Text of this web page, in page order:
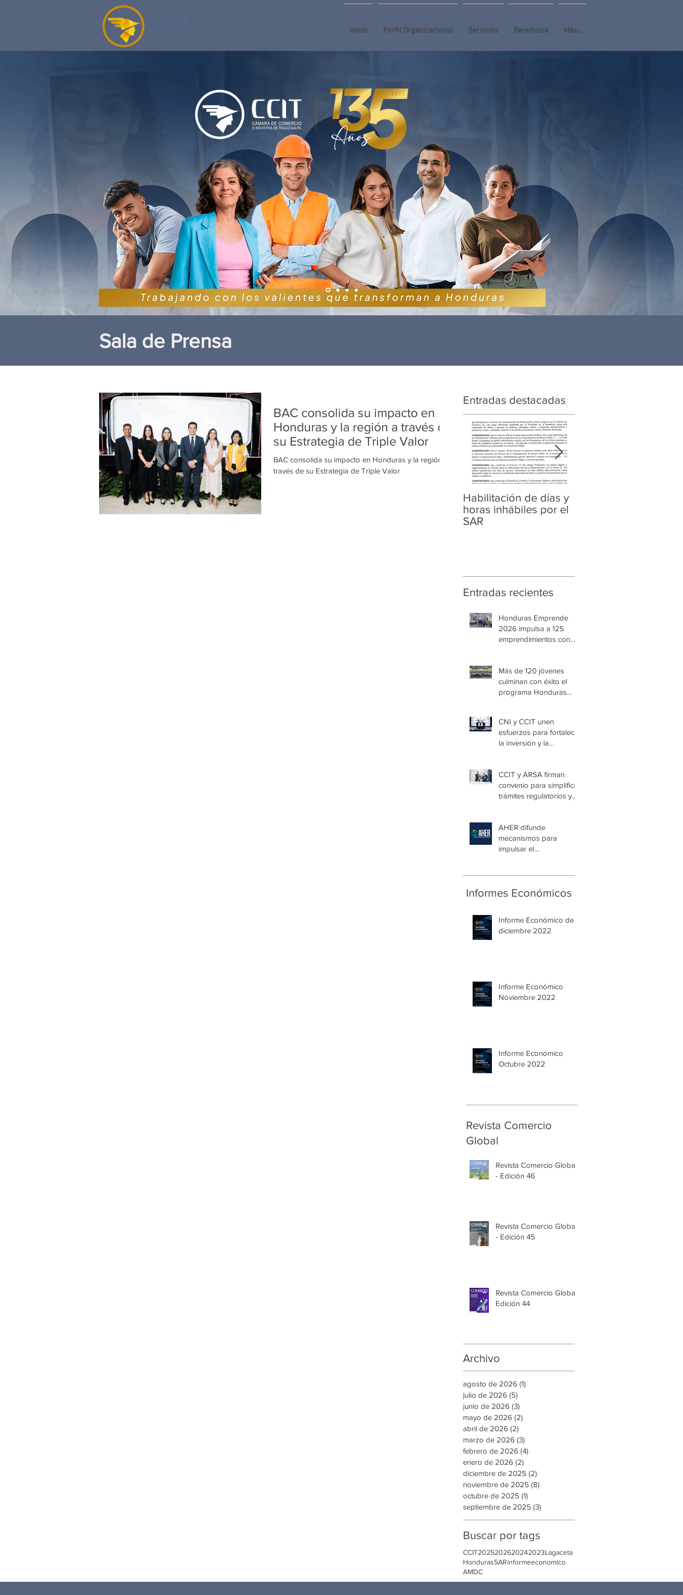
Inicio Perfil Organizacional Servicios Beneficios Más...
Sala de Prensa
BAC consolida su impacto en
Honduras y la región a través de
su Estrategia de Triple Valor
BAC consolida su impacto en Honduras y la región a
través de su Estrategia de Triple Valor
Entradas recientes
Honduras Emprende
2026 impulsa a 125
emprendimientos con
Más de 120 jóvenes
culminan con éxito el
programa Honduras
CNI y CCIT unen
esfuerzos para fortalecer
la inversión y la
CCIT y ARSA firman
convenio para simplificar
trámites regulatorios y
AHER difunde
mecanismos para
impulsar el
Informes Económicos
Informe Económico de
diciembre 2022
Informe Económico
Noviembre 2022
Informe Económico
Octubre 2022
Revista Comercio
Global
Revista Comercio Global
- Edición 46
Revista Comercio Global
- Edición 45
Revista Comercio Global
Edición 44
Archivo
agosto de 2026 (1)
julio de 2026 (5)
junio de 2026 (3)
mayo de 2026 (2)
abril de 2026 (2)
marzo de 2026 (3)
febrero de 2026 (4)
enero de 2026 (2)
diciembre de 2025 (2)
noviembre de 2025 (8)
octubre de 2025 (1)
septiembre de 2025 (3)
Buscar por tags
CCIT2025202620242023Lagaceta
HondurasSARinformeeconomico
AMDC
Entradas destacadas
Habilitación de días y
horas inhábiles por el
SAR